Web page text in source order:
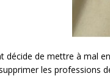
[ 27 avril 2024 ]
décide de mettre à mal
les professions